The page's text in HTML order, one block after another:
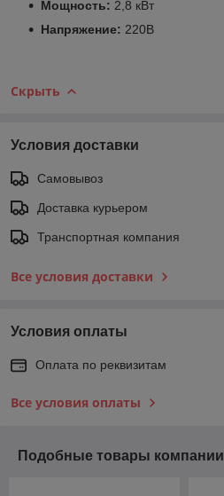
Мощность: 2,8 кВт
Напряжение: 220В
Скрыть
Условия доставки
Самовывоз
Доставка курьером
Транспортная компания
Все условия доставки
Условия оплаты
Оплата по реквизитам
Все условия оплаты
Подобные товары компании